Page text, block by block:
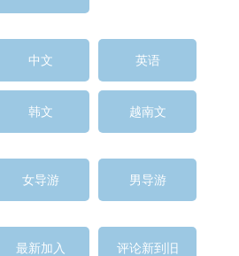
中文 英语
韩文 越南文
女导游 男导游
最新加入 评论新到旧